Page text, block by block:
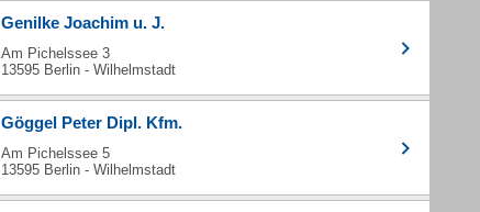
Genilke Joachim u. J.
Am Pichelssee 3
13595 Berlin - Wilhelmstadt
Göggel Peter Dipl. Kfm.
Am Pichelssee 5
13595 Berlin - Wilhelmstadt